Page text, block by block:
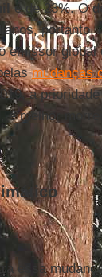
é de 23%. O
emissor
mudanças
a
, é melhor
essa